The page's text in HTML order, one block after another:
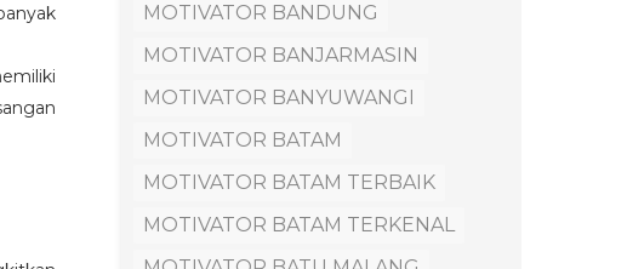
MOTIVATOR BANDUNG
MOTIVATOR BANJARMASIN
MOTIVATOR BANYUWANGI
MOTIVATOR BATAM
MOTIVATOR BATAM TERBAIK
MOTIVATOR BATAM TERKENAL